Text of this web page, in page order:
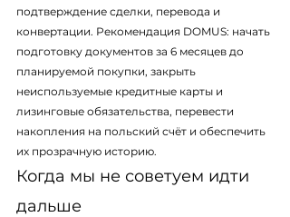
подтверждение сделки, перевода и
конвертации. Рекомендация DOMUS: начать
подготовку документов за 6 месяцев до
планируемой покупки, закрыть
неиспользуемые кредитные карты и
лизинговые обязательства, перевести
накопления на польский счёт и обеспечить
их прозрачную историю.
Когда мы не советуем идти
дальше